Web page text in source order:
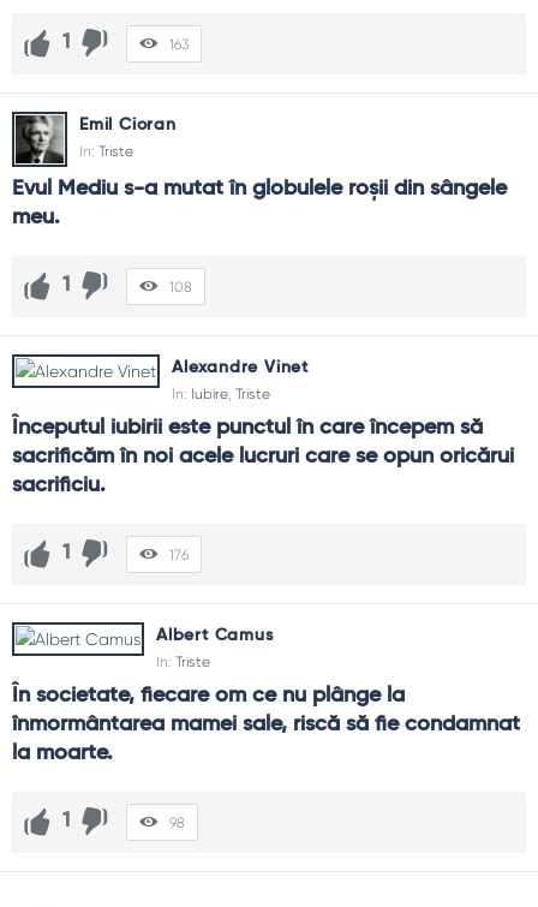
1 163
Emil Cioran
In: Triste
Evul Mediu s-a mutat în globulele roşii din sângele
meu.
1 108
Alexandre Vinet
In: Iubire Triste
Începutul iubirii este punctul în care începem să
sacrificăm în noi acele lucruri care se opun oricărui
sacrificiu.
1 176
Albert Camus
In: Triste
În societate, fiecare om ce nu plânge la
înmormântarea mamei sale, riscă să fie condamnat
la moarte.
1 98